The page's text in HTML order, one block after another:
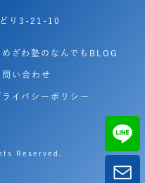
り3-21-10
めざわ塾のなんでもBLOG
問い合わせ
ライバシーポリシー
Reserved.